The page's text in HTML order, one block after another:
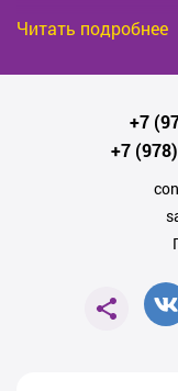
каждой нужды. Здесь
многофункциональных
экономии заряда
имеет длительный срок
Совершая покупку в
Читать подробнее
+7
+7